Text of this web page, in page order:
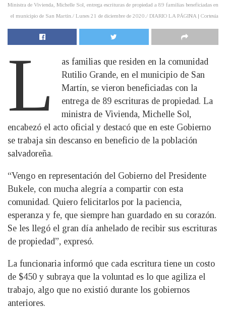
Ministra de Vivienda, Michelle Sol, entrega escrituras de propiedad a 89 familias beneficiadas en
el municipio de San Martín./ Lunes 21 de diciembre de 2020./ DIARIO LA PÁGINA | Cortesía
L
as familias que residen en la comunidad
Rutilio Grande, en el municipio de San
Martín, se vieron beneficiadas con la
entrega de 89 escrituras de propiedad. La
ministra de Vivienda, Michelle Sol,
encabezó el acto oficial y destacó que en este Gobierno
se trabaja sin descanso en beneficio de la población
salvadoreña.
“Vengo en representación del Gobierno del Presidente
Bukele, con mucha alegría a compartir con esta
comunidad. Quiero felicitarlos por la paciencia,
esperanza y fe, que siempre han guardado en su corazón.
Se les llegó el gran día anhelado de recibir sus escrituras
de propiedad”, expresó.
La funcionaria informó que cada escritura tiene un costo
de $450 y subraya que la voluntad es lo que agiliza el
trabajo, algo que no existió durante los gobiernos
anteriores.